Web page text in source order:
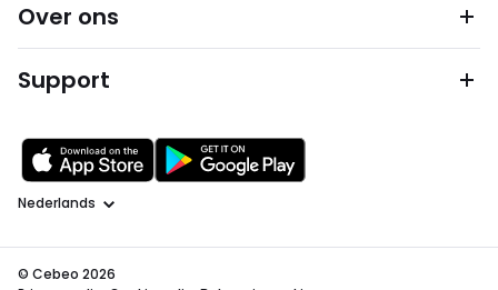
Over ons
Support
Taal
© Cebeo 2026